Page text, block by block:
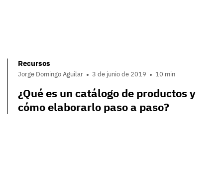
Recursos
Jorge Domingo Aguilar 3 de junio de 2019 10 min
¿Qué es un catálogo de productos y
cómo elaborarlo paso a paso?